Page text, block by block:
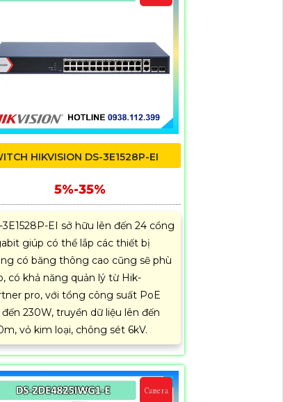
HIKVISION DS-3E1528P-EI
5%-35%
3E1528P-EI sở hữu lên đến 24 cổng
giúp có thể lắp các thiết bị
có băng thông cao cũng sẽ phù
có khả năng quản lý từ Hik-
pro, với tổng công suất PoE
230W, truyền dữ liệu lên đến
vỏ kim loại, chông sét 6kV.